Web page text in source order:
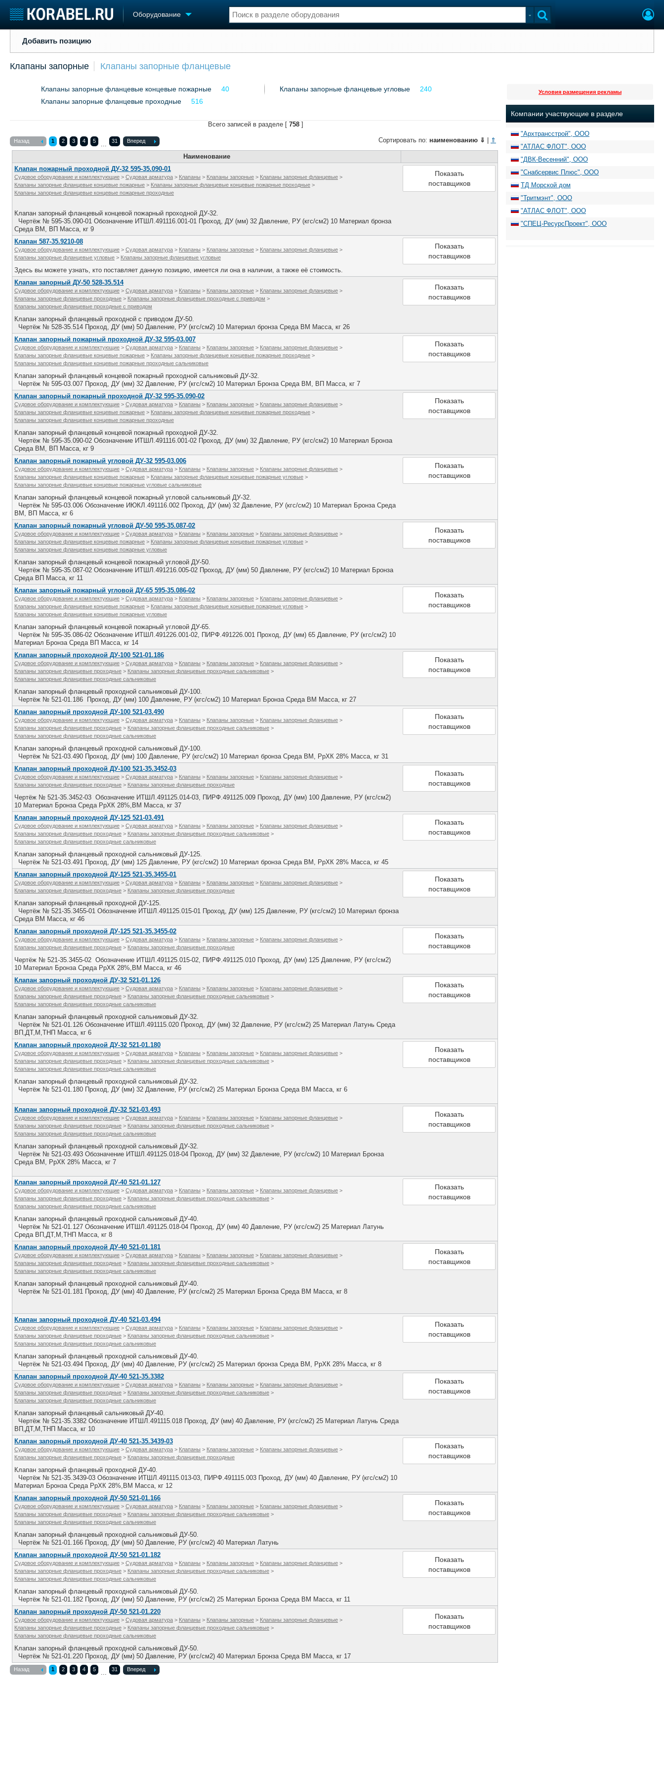
Оборудование
Судостроение
Пульс
Компании
Репутация
Журнал
Реклама
Торговая площадка
Доска объявлений
Оборудование
Изделия
Конференции
Выставки и семинары
Словарь
Флот
Отзывы
Добавить позицию
Клапаны запорные Клапаны запорные фланцевые
Клапаны запорные фланцевые концевые пожарные
40
Клапаны запорные фланцевые проходные
516
Клапаны запорные фланцевые угловые 240
Всего записей в разделе [ 758]
Назад 1 2 3 4 5 ... 31 Вперед Сортировать по: наименованию ⇓ ⇑
Наименование
Клапан пожарный проходной ДУ-32 595-35.090-01
Судовое оборудование и комплектующие > Судовая арматура > Клапаны > Клапаны запорные > Клапаны запорные фланцевые >
Клапаны запорные фланцевые концевые пожарные > Клапаны запорные фланцевые концевые пожарные проходные >
Клапаны запорные фланцевые концевые пожарные проходные
Клапан запорный фланцевый концевой пожарный проходной ДУ-32.
Чертёж № 595-35.090-01 Обозначение ИТШЛ.491116.001-01 Проход, ДУ (мм) 32 Давление, РУ (кгс/см2) 10 Материал бронза
Среда ВМ, ВП Масса, кг 9
Показать
поставщиков
Клапан 587-35.9210-08
Судовое оборудование и комплектующие > Судовая арматура > Клапаны > Клапаны запорные > Клапаны запорные фланцевые >
Клапаны запорные фланцевые угловые > Клапаны запорные фланцевые угловые
Здесь вы можете узнать, кто поставляет данную позицию, имеется ли она в наличии, а также её стоимость.
Показать
поставщиков
Клапан запорный ДУ-50 528-35.514
Судовое оборудование и комплектующие > Судовая арматура > Клапаны > Клапаны запорные > Клапаны запорные фланцевые >
Клапаны запорные фланцевые проходные > Клапаны запорные фланцевые проходные с приводом >
Клапаны запорные фланцевые проходные с приводом
Клапан запорный фланцевый проходной с приводом ДУ-50.
Чертёж № 528-35.514 Проход, ДУ (мм) 50 Давление, РУ (кгс/см2) 10 Материал бронза Среда ВМ Масса, кг 26
Показать
поставщиков
Клапан запорный пожарный проходной ДУ-32 595-03.007
Судовое оборудование и комплектующие > Судовая арматура > Клапаны > Клапаны запорные > Клапаны запорные фланцевые >
Клапаны запорные фланцевые концевые пожарные > Клапаны запорные фланцевые концевые пожарные проходные >
Клапаны запорные фланцевые концевые пожарные проходные сальниковые
Клапан запорный фланцевый концевой пожарный проходной сальниковый ДУ-32.
Чертёж № 595-03.007 Проход, ДУ (мм) 32 Давление, РУ (кгс/см2) 10 Материал Бронза Среда ВМ, ВП Масса, кг 7
Показать
поставщиков
Клапан запорный пожарный проходной ДУ-32 595-35.090-02
Судовое оборудование и комплектующие > Судовая арматура > Клапаны > Клапаны запорные > Клапаны запорные фланцевые >
Клапаны запорные фланцевые концевые пожарные > Клапаны запорные фланцевые концевые пожарные проходные >
Клапаны запорные фланцевые концевые пожарные проходные
Клапан запорный фланцевый концевой пожарный проходной ДУ-32.
Чертёж № 595-35.090-02 Обозначение ИТШЛ.491116.001-02 Проход, ДУ (мм) 32 Давление, РУ (кгс/см2) 10 Материал Бронза
Среда ВМ, ВП Масса, кг 9
Показать
поставщиков
Клапан запорный пожарный угловой ДУ-32 595-03.006
Судовое оборудование и комплектующие > Судовая арматура > Клапаны > Клапаны запорные > Клапаны запорные фланцевые >
Клапаны запорные фланцевые концевые пожарные > Клапаны запорные фланцевые концевые пожарные угловые >
Клапаны запорные фланцевые концевые пожарные угловые сальниковые
Клапан запорный фланцевый концевой пожарный угловой сальниковый ДУ-32.
Чертёж № 595-03.006 Обозначение ИЮКЛ.491116.002 Проход, ДУ (мм) 32 Давление, РУ (кгс/см2) 10 Материал Бронза Среда
ВМ, ВП Масса, кг 6
Показать
поставщиков
Клапан запорный пожарный угловой ДУ-50 595-35.087-02
Судовое оборудование и комплектующие > Судовая арматура > Клапаны > Клапаны запорные > Клапаны запорные фланцевые >
Клапаны запорные фланцевые концевые пожарные > Клапаны запорные фланцевые концевые пожарные угловые >
Клапаны запорные фланцевые концевые пожарные угловые
Клапан запорный фланцевый концевой пожарный угловой ДУ-50.
Чертёж № 595-35.087-02 Обозначение ИТШЛ.491216.005-02 Проход, ДУ (мм) 50 Давление, РУ (кгс/см2) 10 Материал Бронза
Среда ВП Масса, кг 11
Показать
поставщиков
Клапан запорный пожарный угловой ДУ-65 595-35.086-02
Судовое оборудование и комплектующие > Судовая арматура > Клапаны > Клапаны запорные > Клапаны запорные фланцевые >
Клапаны запорные фланцевые концевые пожарные > Клапаны запорные фланцевые концевые пожарные угловые >
Клапаны запорные фланцевые концевые пожарные угловые
Клапан запорный фланцевый концевой пожарный угловой ДУ-65.
Чертёж № 595-35.086-02 Обозначение ИТШЛ.491226.001-02, ПИРФ.491226.001 Проход, ДУ (мм) 65 Давление, РУ (кгс/см2) 10
Материал Бронза Среда ВП Масса, кг 14
Показать
поставщиков
Клапан запорный проходной ДУ-100 521-01.186
Судовое оборудование и комплектующие > Судовая арматура > Клапаны > Клапаны запорные > Клапаны запорные фланцевые >
Клапаны запорные фланцевые проходные > Клапаны запорные фланцевые проходные сальниковые >
Клапаны запорные фланцевые проходные сальниковые
Клапан запорный фланцевый проходной сальниковый ДУ-100.
Чертёж № 521-01.186 Проход, ДУ (мм) 100 Давление, РУ (кгс/см2) 10 Материал Бронза Среда ВМ Масса, кг 27
Показать
поставщиков
Клапан запорный проходной ДУ-100 521-03.490
Судовое оборудование и комплектующие > Судовая арматура > Клапаны > Клапаны запорные > Клапаны запорные фланцевые >
Клапаны запорные фланцевые проходные > Клапаны запорные фланцевые проходные сальниковые >
Клапаны запорные фланцевые проходные сальниковые
Клапан запорный фланцевый проходной сальниковый ДУ-100.
Чертёж № 521-03.490 Проход, ДУ (мм) 100 Давление, РУ (кгс/см2) 10 Материал бронза Среда ВМ, РрХК 28% Масса, кг 31
Показать
поставщиков
Клапан запорный проходной ДУ-100 521-35.3452-03
Судовое оборудование и комплектующие > Судовая арматура > Клапаны > Клапаны запорные > Клапаны запорные фланцевые >
Клапаны запорные фланцевые проходные > Клапаны запорные фланцевые проходные
Чертёж № 521-35.3452-03 Обозначение ИТШЛ.491125.014-03, ПИРФ.491125.009 Проход, ДУ (мм) 100 Давление, РУ (кгс/см2)
10 Материал Бронза Среда РрХК 28%,ВМ Масса, кг 37
Показать
поставщиков
Клапан запорный проходной ДУ-125 521-03.491
Судовое оборудование и комплектующие > Судовая арматура > Клапаны > Клапаны запорные > Клапаны запорные фланцевые >
Клапаны запорные фланцевые проходные > Клапаны запорные фланцевые проходные сальниковые >
Клапаны запорные фланцевые проходные сальниковые
Клапан запорный фланцевый проходной сальниковый ДУ-125.
Чертёж № 521-03.491 Проход, ДУ (мм) 125 Давление, РУ (кгс/см2) 10 Материал бронза Среда ВМ, РрХК 28% Масса, кг 45
Показать
поставщиков
Клапан запорный проходной ДУ-125 521-35.3455-01
Судовое оборудование и комплектующие > Судовая арматура > Клапаны > Клапаны запорные > Клапаны запорные фланцевые >
Клапаны запорные фланцевые проходные > Клапаны запорные фланцевые проходные
Клапан запорный фланцевый проходной ДУ-125.
Чертёж № 521-35.3455-01 Обозначение ИТШЛ.491125.015-01 Проход, ДУ (мм) 125 Давление, РУ (кгс/см2) 10 Материал бронза
Среда ВМ Масса, кг 46
Показать
поставщиков
Клапан запорный проходной ДУ-125 521-35.3455-02
Судовое оборудование и комплектующие > Судовая арматура > Клапаны > Клапаны запорные > Клапаны запорные фланцевые >
Клапаны запорные фланцевые проходные > Клапаны запорные фланцевые проходные
Чертёж № 521-35.3455-02 Обозначение ИТШЛ.491125.015-02, ПИРФ.491125.010 Проход, ДУ (мм) 125 Давление, РУ (кгс/см2)
10 Материал Бронза Среда РрХК 28%,ВМ Масса, кг 46
Показать
поставщиков
Клапан запорный проходной ДУ-32 521-01.126
Судовое оборудование и комплектующие > Судовая арматура > Клапаны > Клапаны запорные > Клапаны запорные фланцевые >
Клапаны запорные фланцевые проходные > Клапаны запорные фланцевые проходные сальниковые >
Клапаны запорные фланцевые проходные сальниковые
Клапан запорный фланцевый проходной сальниковый ДУ-32.
Чертёж № 521-01.126 Обозначение ИТШЛ.491115.020 Проход, ДУ (мм) 32 Давление, РУ (кгс/см2) 25 Материал Латунь Среда
ВП,ДТ,М,ТНП Масса, кг 6
Показать
поставщиков
Клапан запорный проходной ДУ-32 521-01.180
Судовое оборудование и комплектующие > Судовая арматура > Клапаны > Клапаны запорные > Клапаны запорные фланцевые >
Клапаны запорные фланцевые проходные > Клапаны запорные фланцевые проходные сальниковые >
Клапаны запорные фланцевые проходные сальниковые
Клапан запорный фланцевый проходной сальниковый ДУ-32.
Чертёж № 521-01.180 Проход, ДУ (мм) 32 Давление, РУ (кгс/см2) 25 Материал Бронза Среда ВМ Масса, кг 6
Показать
поставщиков
Клапан запорный проходной ДУ-32 521-03.493
Судовое оборудование и комплектующие > Судовая арматура > Клапаны > Клапаны запорные > Клапаны запорные фланцевые >
Клапаны запорные фланцевые проходные > Клапаны запорные фланцевые проходные сальниковые >
Клапаны запорные фланцевые проходные сальниковые
Клапан запорный фланцевый проходной сальниковый ДУ-32.
Чертёж № 521-03.493 Обозначение ИТШЛ.491125.018-04 Проход, ДУ (мм) 32 Давление, РУ (кгс/см2) 10 Материал Бронза
Среда ВМ, РрХК 28% Масса, кг 7
Показать
поставщиков
Клапан запорный проходной ДУ-40 521-01.127
Судовое оборудование и комплектующие > Судовая арматура > Клапаны > Клапаны запорные > Клапаны запорные фланцевые >
Клапаны запорные фланцевые проходные > Клапаны запорные фланцевые проходные сальниковые >
Клапаны запорные фланцевые проходные сальниковые
Клапан запорный фланцевый проходной сальниковый ДУ-40.
Чертёж № 521-01.127 Обозначение ИТШЛ.491125.018-04 Проход, ДУ (мм) 40 Давление, РУ (кгс/см2) 25 Материал Латунь
Среда ВП,ДТ,М,ТНП Масса, кг 8
Показать
поставщиков
Клапан запорный проходной ДУ-40 521-01.181
Судовое оборудование и комплектующие > Судовая арматура > Клапаны > Клапаны запорные > Клапаны запорные фланцевые >
Клапаны запорные фланцевые проходные > Клапаны запорные фланцевые проходные сальниковые >
Клапаны запорные фланцевые проходные сальниковые
Клапан запорный фланцевый проходной сальниковый ДУ-40.
Чертёж № 521-01.181 Проход, ДУ (мм) 40 Давление, РУ (кгс/см2) 25 Материал Бронза Среда ВМ Масса, кг 8
Показать
поставщиков
Клапан запорный проходной ДУ-40 521-03.494
Судовое оборудование и комплектующие > Судовая арматура > Клапаны > Клапаны запорные > Клапаны запорные фланцевые >
Клапаны запорные фланцевые проходные > Клапаны запорные фланцевые проходные сальниковые >
Клапаны запорные фланцевые проходные сальниковые
Клапан запорный фланцевый проходной сальниковый ДУ-40.
Чертёж № 521-03.494 Проход, ДУ (мм) 40 Давление, РУ (кгс/см2) 25 Материал бронза Среда ВМ, РрХК 28% Масса, кг 8
Показать
поставщиков
Клапан запорный проходной ДУ-40 521-35.3382
Судовое оборудование и комплектующие > Судовая арматура > Клапаны > Клапаны запорные > Клапаны запорные фланцевые >
Клапаны запорные фланцевые проходные > Клапаны запорные фланцевые проходные сальниковые >
Клапаны запорные фланцевые проходные сальниковые
Клапан запорный фланцевый сальниковый ДУ-40.
Чертёж № 521-35.3382 Обозначение ИТШЛ.491115.018 Проход, ДУ (мм) 40 Давление, РУ (кгс/см2) 25 Материал Латунь Среда
ВП,ДТ,М,ТНП Масса, кг 10
Показать
поставщиков
Клапан запорный проходной ДУ-40 521-35.3439-03
Судовое оборудование и комплектующие > Судовая арматура > Клапаны > Клапаны запорные > Клапаны запорные фланцевые >
Клапаны запорные фланцевые проходные > Клапаны запорные фланцевые проходные
Клапан запорный фланцевый проходной ДУ-40.
Чертёж № 521-35.3439-03 Обозначение ИТШЛ.491115.013-03, ПИРФ.491115.003 Проход, ДУ (мм) 40 Давление, РУ (кгс/см2) 10
Материал Бронза Среда РрХК 28%,ВМ Масса, кг 12
Показать
поставщиков
Клапан запорный проходной ДУ-50 521-01.166
Судовое оборудование и комплектующие > Судовая арматура > Клапаны > Клапаны запорные > Клапаны запорные фланцевые >
Клапаны запорные фланцевые проходные > Клапаны запорные фланцевые проходные сальниковые >
Клапаны запорные фланцевые проходные сальниковые
Клапан запорный фланцевый проходной сальниковый ДУ-50.
Чертёж № 521-01.166 Проход, ДУ (мм) 50 Давление, РУ (кгс/см2) 40 Материал Латунь
Показать
поставщиков
Клапан запорный проходной ДУ-50 521-01.182
Судовое оборудование и комплектующие > Судовая арматура > Клапаны > Клапаны запорные > Клапаны запорные фланцевые >
Клапаны запорные фланцевые проходные > Клапаны запорные фланцевые проходные сальниковые >
Клапаны запорные фланцевые проходные сальниковые
Клапан запорный фланцевый проходной сальниковый ДУ-50.
Чертёж № 521-01.182 Проход, ДУ (мм) 50 Давление, РУ (кгс/см2) 25 Материал Бронза Среда ВМ Масса, кг 11
Показать
поставщиков
Клапан запорный проходной ДУ-50 521-01.220
Судовое оборудование и комплектующие > Судовая арматура > Клапаны > Клапаны запорные > Клапаны запорные фланцевые >
Клапаны запорные фланцевые проходные > Клапаны запорные фланцевые проходные сальниковые >
Клапаны запорные фланцевые проходные сальниковые
Клапан запорный фланцевый проходной сальниковый ДУ-50.
Чертёж № 521-01.220 Проход, ДУ (мм) 50 Давление, РУ (кгс/см2) 40 Материал Бронза Среда ВМ Масса, кг 17
Показать
поставщиков
Назад 1 2 3 4 5 ... 31 Вперед
Условия размещения рекламы
Компании участвующие в разделе
"Архтрансстрой", ООО
"АТЛАС ФЛОТ", ООО
"ДВК-Весенний", ООО
"Снабсервис Плюс", ООО
ТД Морской дом
"Тритмэнт", ООО
"АТЛАС ФЛОТ", ООО
"СПЕЦ-РесурсПроект", ООО